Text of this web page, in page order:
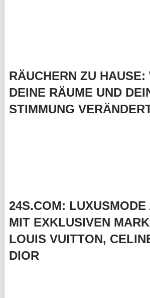
RÄUCHERN ZU HAUSE:
DEINE RÄUME UND
STIMMUNG
24S.COM: LUXUSMODE
MIT EXKLUSIVEN
LOUIS VUITTON,
DIOR